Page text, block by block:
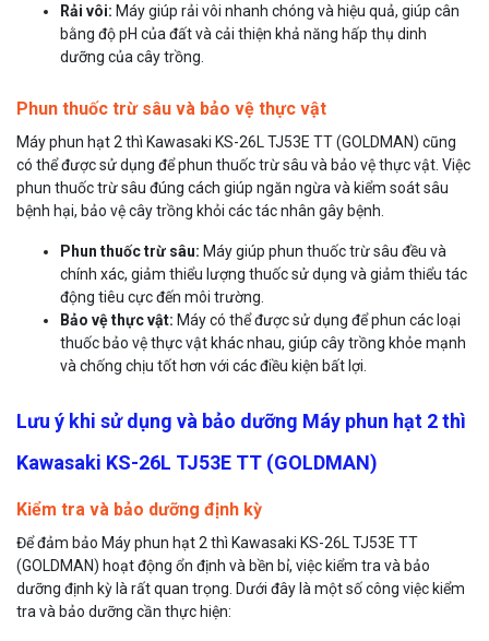
Rải vôi: Máy giúp rải vôi nhanh chóng và hiệu quả, giúp cân
bằng độ pH của đất và cải thiện khả năng hấp thụ dinh
dưỡng của cây trồng.
Phun thuốc trừ sâu và bảo vệ thực vật
Máy phun hạt 2 thì Kawasaki KS-26L TJ53E TT (GOLDMAN) cũng
có thể được sử dụng để phun thuốc trừ sâu và bảo vệ thực vật. Việc
phun thuốc trừ sâu đúng cách giúp ngăn ngừa và kiểm soát sâu
bệnh hại, bảo vệ cây trồng khỏi các tác nhân gây bệnh.
Phun thuốc trừ sâu: Máy giúp phun thuốc trừ sâu đều và
chính xác, giảm thiểu lượng thuốc sử dụng và giảm thiểu tác
động tiêu cực đến môi trường.
Bảo vệ thực vật: Máy có thể được sử dụng để phun các loại
thuốc bảo vệ thực vật khác nhau, giúp cây trồng khỏe mạnh
và chống chịu tốt hơn với các điều kiện bất lợi.
Lưu ý khi sử dụng và bảo dưỡng Máy phun hạt 2 thì
Kawasaki KS-26L TJ53E TT (GOLDMAN)
Kiểm tra và bảo dưỡng định kỳ
Để đảm bảo Máy phun hạt 2 thì Kawasaki KS-26L TJ53E TT
(GOLDMAN) hoạt động ổn định và bền bỉ, việc kiểm tra và bảo
dưỡng định kỳ là rất quan trọng. Dưới đây là một số công việc kiểm
tra và bảo dưỡng cần thực hiện: